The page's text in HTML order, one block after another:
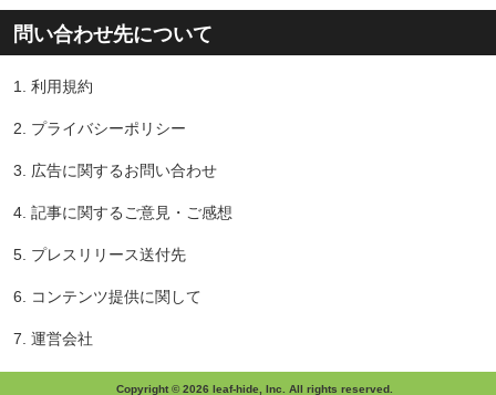
問い合わせ先について
1. 利用規約
2. プライバシーポリシー
3. 広告に関するお問い合わせ
4. 記事に関するご意見・ご感想
5. プレスリリース送付先
6. コンテンツ提供に関して
7. 運営会社
Copyright © 2026 leaf-hide, Inc. All rights reserved.